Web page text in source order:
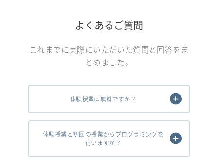
よくあるご質問
これまでに実際にいただいた質問と回答をま
とめました。
体験授業は無料ですか？
体験授業と初回の授業からプログラミングを
行いますか？